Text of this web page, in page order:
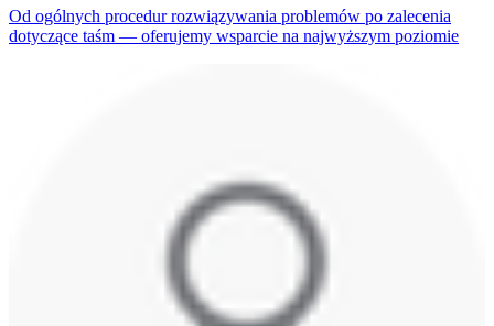
Od ogólnych procedur rozwiązywania problemów po zalecenia
dotyczące taśm — oferujemy wsparcie na najwyższym poziomie